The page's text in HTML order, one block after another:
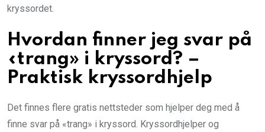
kryssordet.
Hvordan finner jeg svar på
«trang» i kryssord? –
Praktisk kryssordhjelp
Det finnes flere gratis nettsteder som hjelper deg med å
finne svar på «trang» i kryssord. Kryssordhjelper og